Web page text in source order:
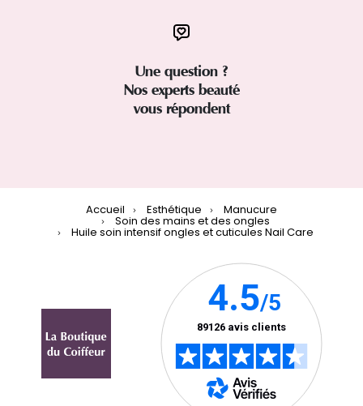
Une question ?
Nos experts beauté
vous répondent
Accueil Esthétique Manucure
Soin des mains et des ongles
Huile soin intensif ongles et cuticules Nail Care